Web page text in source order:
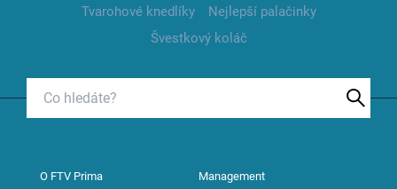
Tvarohové knedlíky
Nejlepší palačinky
Švestkový koláč
O FTV Prima Management